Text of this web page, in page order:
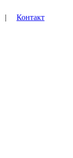
| Контакт